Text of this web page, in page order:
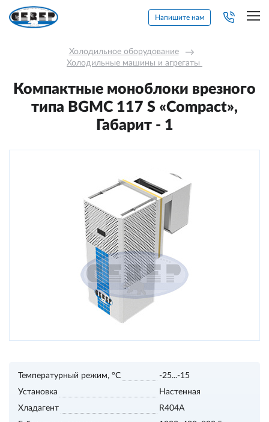
Напишите нам
Холодильное оборудование →
Холодильные машины и агрегаты
Компактные моноблоки врезного
типа BGMС 117 S «Compact»,
Габарит - 1
Температурный режим, °С
-25...-15
Установка
Настенная
Хладагент
R404A